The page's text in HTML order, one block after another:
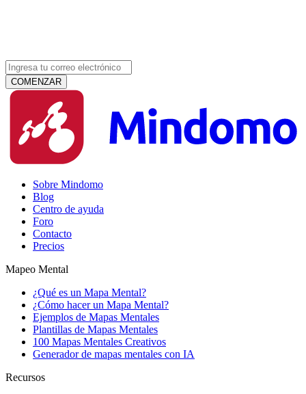
Sobre Mindomo
Blog
Centro de ayuda
Foro
Contacto
Precios
Mapeo Mental
¿Qué es un Mapa Mental?
¿Cómo hacer un Mapa Mental?
Ejemplos de Mapas Mentales
Plantillas de Mapas Mentales
100 Mapas Mentales Creativos
Generador de mapas mentales con IA
Recursos